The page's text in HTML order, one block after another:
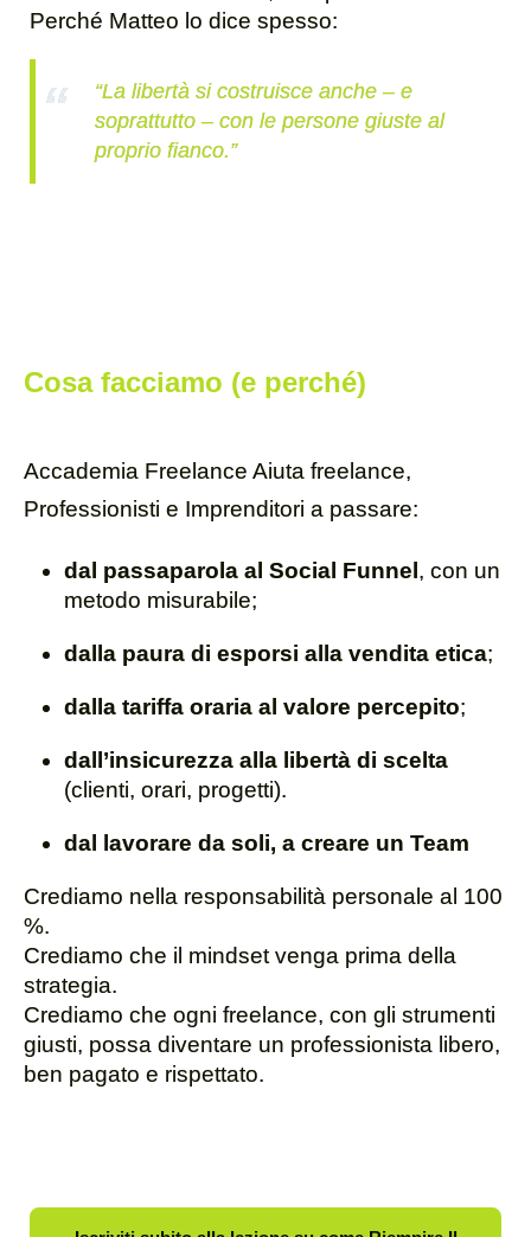
Perché Matteo lo dice spesso:
“La libertà si costruisce anche – e
soprattutto – con le persone giuste al
proprio fianco.”
Cosa facciamo (e perché)
Accademia Freelance Aiuta freelance,
Professionisti e Imprenditori a passare:
dal passaparola al Social Funnel , con un
metodo misurabile;
dalla paura di esporsi alla vendita etica;
dalla tariffa oraria al valore percepito;
dall’insicurezza alla libertà di scelta
(clienti, orari, progetti).
dal lavorare da soli, a creare un Team
Crediamo nella responsabilità personale al 100
%.
Crediamo che il mindset venga prima della
strategia.
Crediamo che ogni freelance, con gli strumenti
giusti, possa diventare un professionista libero,
ben pagato e rispettato.